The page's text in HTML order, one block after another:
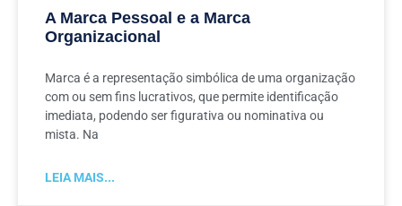
A Marca Pessoal e a Marca
Organizacional
Marca é a representação simbólica de uma organização
com ou sem fins lucrativos, que permite identificação
imediata, podendo ser figurativa ou nominativa ou
mista. Na
LEIA MAIS...